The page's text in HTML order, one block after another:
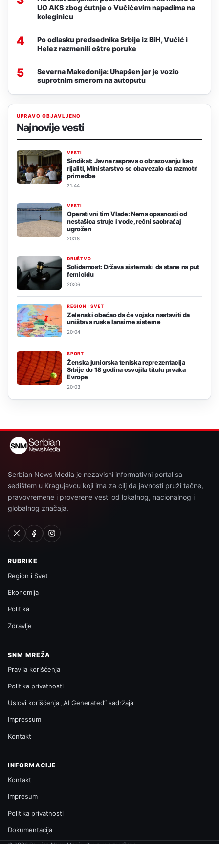
UO AKS zbog ćutnje o Vučićevim napadima na
koleginicu
4
Po odlasku predsednika Srbije iz BiH, Vučić i
Helez razmenili oštre poruke
5
Severna Makedonija: Uhapšen jer je vozio
suprotnim smerom na autoputu
UPRAVO OBJAVLJENO
Najnovije vesti
VESTI
Sindikat: Javna rasprava o obrazovanju kao
rijaliti, Ministarstvo se obavezalo da razmotri
primedbe
21:44
VESTI
Operativni tim Vlade: Nema opasnosti od
nestašica struje i vode, rečni saobraćaj
ugrožen
20:18
DRUŠTVO
Solidarnost: Država sistemski da stane na put
femicidu
20:06
REGION I SVET
Zelenski obećao da će vojska nastaviti da
uništava ruske lansirne sisteme
20:04
SPORT
Ženska juniorska teniska reprezentacija
Srbije do 18 godina osvojila titulu prvaka
Evrope
20:03
Serbian News Media je nezavisni informativni portal sa
sedištem u Kragujevcu koji ima za cilj da javnosti pruži tačne,
pravovremene i proverene vesti od lokalnog, nacionalnog i
globalnog značaja.
RUBRIKE
Region i Svet
Ekonomija
Politika
Zdravlje
SNM MREŽA
Pravila korišćenja
Politika privatnosti
Uslovi korišćenja „AI Generated“ sadržaja
Impressum
Kontakt
INFORMACIJE
Kontakt
Impresum
Politika privatnosti
Dokumentacija